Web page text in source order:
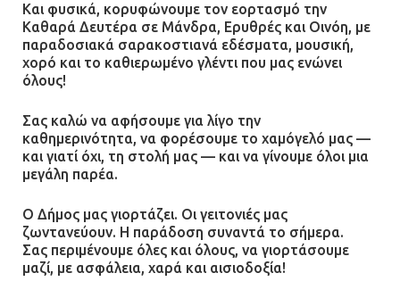
Δίωξη για απόπειρα
ανθρωποκτονίας στους δύο
Ομαδικός βιασμός 19χρονης στο
αστυνομικών
08.07.2026 | 16:24
Και φυσικά, κορυφώνουμε τον εορτασμό την
Καθαρά Δευτέρα σε Μάνδρα, Ερυθρές και Οινόη, με
παραδοσιακά σαρακοστιανά εδέσματα, μουσική,
χορό και το καθιερωμένο γλέντι που μας ενώνει
όλους!
Σας καλώ να αφήσουμε για λίγο την
καθημερινότητα, να φορέσουμε το χαμόγελό μας —
και γιατί όχι, τη στολή μας — και να γίνουμε όλοι μια
μεγάλη παρέα.
Ο Δήμος μας γιορτάζει. Οι γειτονιές μας
ζωντανεύουν. Η παράδοση συναντά το σήμερα.
Σας περιμένουμε όλες και όλους, να γιορτάσουμε
μαζί, με ασφάλεια, χαρά και αισιοδοξία!